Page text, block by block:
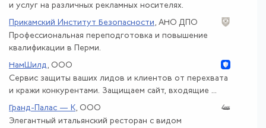
и услуг на различных рекламных носителях.
Прикамский Институт Безопасности , АНО ДПО
Профессиональная переподготовка и повышение
квалификации в Перми.
НамШилд , ООО
Сервис защиты ваших лидов и клиентов от перехвата
и кражи конкурентами. Защищаем сайт, входящие ...
Гранд-Палас — К, ООО
Элегантный итальянский ресторан с видом